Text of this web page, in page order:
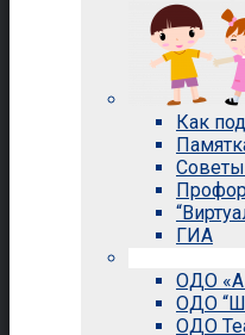
Как
ГИА
ОДО
ОДО
ОДО